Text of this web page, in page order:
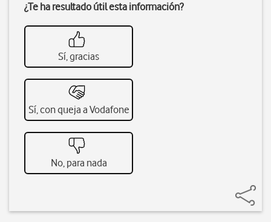
¿Te ha resultado útil esta información?
Sí, gracias
Sí, con queja a Vodafone
No, para nada